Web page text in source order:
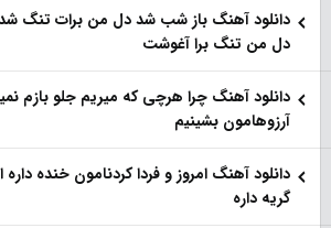
دانلود آهنگ باز شب شد دل من برات تنگ
دل من تنگ برا آغوشت
دانلود آهنگ چرا هرچی که میریم جلو بازم
آرزوهامون بشینیم
دانلود آهنگ امروز و فردا کردنامون خنده
گریه داره